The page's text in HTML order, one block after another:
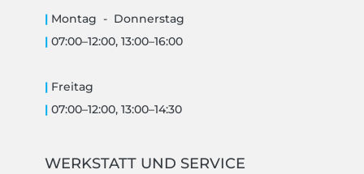
|Montag - Donnerstag
| 07:00–12:00, 13:00–16:00
| Freitag
| 07:00–12:00, 13:00–14:30
WERKSTATT UND SERVICE